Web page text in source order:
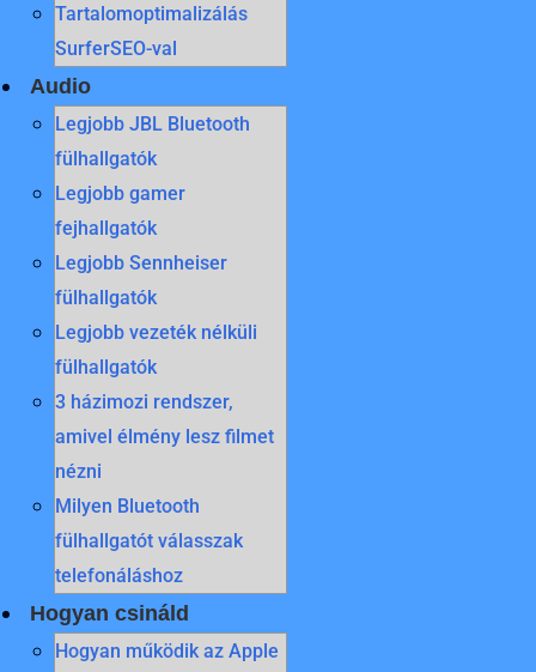
Tartalomoptimalizálás
SurferSEO-val
Audio
Legjobb JBL Bluetooth
fülhallgatók
Legjobb gamer
fejhallgatók
Legjobb Sennheiser
fülhallgatók
Legjobb vezeték nélküli
fülhallgatók
3 házimozi rendszer,
amivel élmény lesz filmet
nézni
Milyen Bluetooth
fülhallgatót válasszak
telefonáláshoz
Hogyan csináld
Hogyan működik az Apple